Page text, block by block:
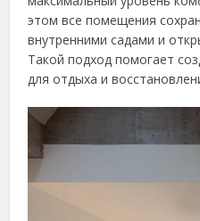
этом все помещения
внутренними садами и
Такой подход помогает
для отдыха и